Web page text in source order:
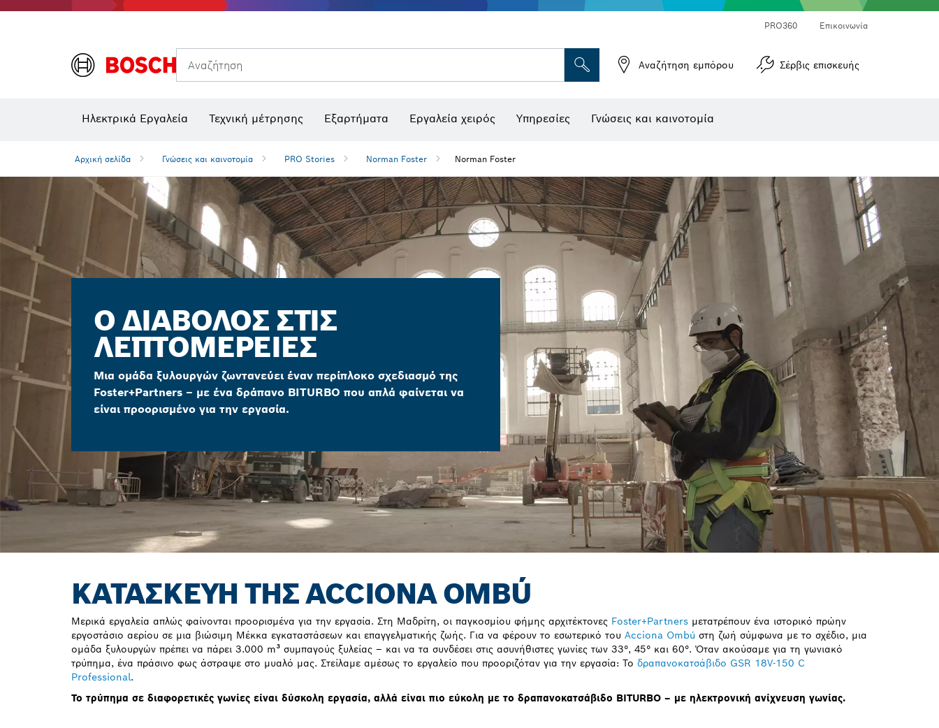
PRO360 Επικοινωνία
Αναζήτηση Αναζήτηση εμπόρου Σέρβις επισκευής
Ηλεκτρικά Εργαλεία Τεχνική μέτρησης Εξαρτήματα Εργαλεία χειρός Υπηρεσίες Γνώσεις και καινοτομία
Αρχική σελίδα Γνώσεις και καινοτομία PRO Stories Norman Foster Norman Foster
Ο ΔΙΆΒΟΛΟΣ ΣΤΙΣ
ΛΕΠΤΟΜΈΡΕΙΕΣ
Μια ομάδα ξυλουργών ζωντανεύει έναν περίπλοκο σχεδιασμό της
Foster+Partners – με ένα δράπανο BITURBO που απλά φαίνεται να
είναι προορισμένο για την εργασία.
ΚΑΤΑΣΚΕΥΉ ΤΗΣ ACCIONA OMBÚ
Μερικά εργαλεία απλώς φαίνονται προορισμένα για την εργασία. Στη Μαδρίτη, οι παγκοσμίου φήμης αρχιτέκτονες Foster+Partners μετατρέπουν ένα ιστορικό πρώην
εργοστάσιο αερίου σε μια βιώσιμη Μέκκα εγκαταστάσεων και επαγγελματικής ζωής. Για να φέρουν το εσωτερικό του Acciona Ombú στη ζωή σύμφωνα με το σχέδιο, μια
ομάδα ξυλουργών πρέπει να πάρει 3.000 m³ συμπαγούς ξυλείας – και να τα συνδέσει στις ασυνήθιστες γωνίες των 33°, 45° και 60°. Όταν ακούσαμε για τη γωνιακό
τρύπημα, ένα πράσινο φως άστραψε στο μυαλό μας. Στείλαμε αμέσως το εργαλείο που προοριζόταν για την εργασία: Το δραπανοκατσάβιδο GSR 18V-150 C
Professional.
Το τρύπημα σε διαφορετικές γωνίες είναι δύσκολη εργασία, αλλά είναι πιο εύκολη με το δραπανοκατσάβιδο BITURBO – με ηλεκτρονική ανίχνευση γωνίας.